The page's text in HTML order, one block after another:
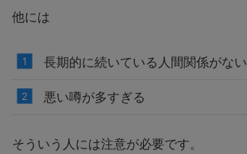
他には
長期的に続いている人間関係がない
悪い噂が多すぎる
そういう人には注意が必要です。